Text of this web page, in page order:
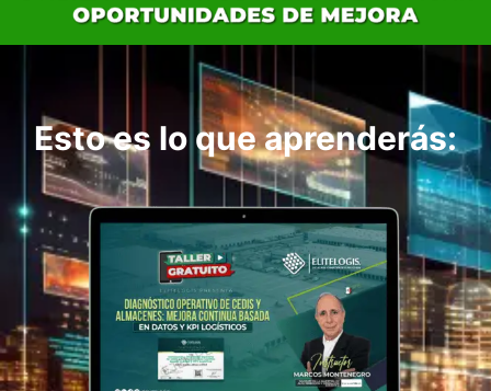
Esto es lo que aprenderás: